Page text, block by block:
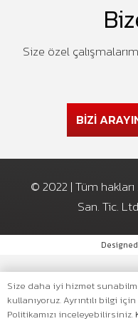
Size özel
BİZİ
© 2022 | Tüm hakları
San. Tic.
Size daha iyi hizmet
kullanıyoruz. Ayrıntılı bilgi
Politikamızı inceleyebilirsiniz.